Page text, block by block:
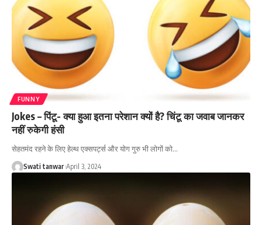
FUNNY
Jokes – पिंटू- क्या हुआ इतना परेशान क्यों है? चिंटू का जवाब जानकर
नहीं रुकेगी हंसी
सेहतमंद रहने के लिए हेल्थ एक्सपर्ट्स और योग गुरु भी लोगों को…
Swati tanwar April 3, 2024